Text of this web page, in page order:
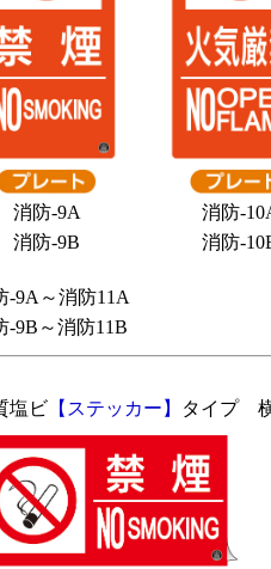
消防-9A
消防-
消防-9B
消防-
-9A～消防11A
-9B～消防11B
塩ビ 【ステッカー】 タイプ